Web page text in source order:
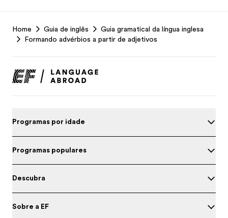
Footer
Home Guia de inglês
Guia gramatical da língua inglesa
Formando advérbios a partir de adjetivos
Programas por idade
Programas populares
Descubra
Sobre a EF